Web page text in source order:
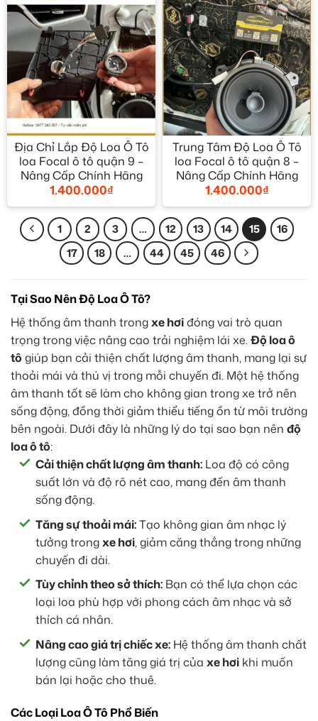
Địa Chỉ Lắp Độ Loa Ô Tô
loa Focal ô tô quận 9 –
Nâng Cấp Chính Hãng
1.400.000₫
Trung Tâm Độ Loa Ô Tô
loa Focal ô tô quận 8 –
Nâng Cấp Chính Hãng
1.400.000₫
1 2 3 … 12 13 14 15
16
17
18 … 44 45 46
Tại Sao Nên Độ Loa Ô Tô?
Hệ thống âm thanh trongxe hơiđóng vai trò quan
trọng trong việc nâng cao trải nghiệm lái xe.Độ loa ô
tô giúp bạn cải thiện chất lượng âm thanh, mang lại sự
thoải mái và thú vị trong mỗi chuyến đi. Một hệ thống
âm thanh tốt sẽ làm cho không gian trong xe trở nên
sống động, đồng thời giảm thiểu tiếng ồn từ môi trường
bên ngoài. Dưới đây là những lý do tại sao bạn nên độ
loa ô tô:
Cải thiện chất lượng âm thanh: Loa độ có công
suất lớn và độ rõ nét cao, mang đến âm thanh
sống động.
Tăng sự thoải mái:Tạo không gian âm nhạc lý
tưởng trongxe hơi, giảm căng thẳng trong những
chuyến đi dài.
Tùy chỉnh theo sở thích: Bạn có thể lựa chọn các
loại loa phù hợp với phong cách âm nhạc và sở
thích cá nhân.
Nâng cao giá trị chiếc xe: Hệ thống âm thanh chất
lượng cũng làm tăng giá trị của xe hơi khi muốn
bán lại hoặc cho thuê.
Các Loại Loa Ô Tô Phổ Biến